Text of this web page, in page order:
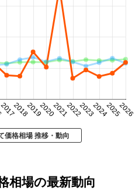
201820192020202120222023202420252026
価格相場 推移・動向
相場の最新動向